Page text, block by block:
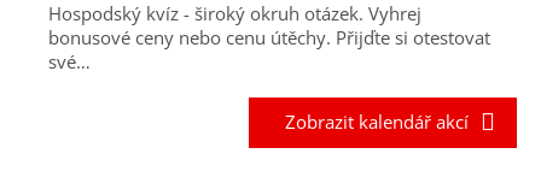
Hospodský kvíz - široký okruh otázek. Vyhrej
bonusové ceny nebo cenu útěchy. Přijďte si otestovat
své…
Zobrazit kalendář akcí